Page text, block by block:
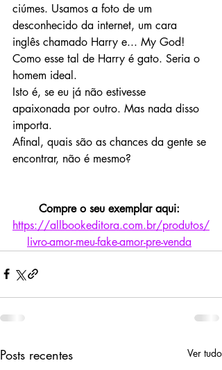
ciúmes. Usamos a foto de um
desconhecido da internet, um cara
inglês chamado Harry e... My God!
Como esse tal de Harry é gato. Seria o
homem ideal.
Isto é, se eu já não estivesse
apaixonada por outro. Mas nada disso
importa.
Afinal, quais são as chances da gente se
encontrar, não é mesmo?
Compre o seu exemplar aqui:
https://allbookeditora.com.br/produtos/
livro-amor-meu-fake-amor-pre-venda
Posts recentes Ver tudo